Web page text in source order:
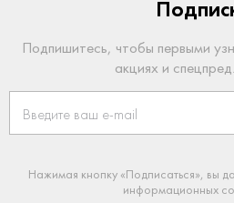
Подпишитесь, чтобы первыми
акциях и
Нажимая кнопку «Подписаться», вы
информационных